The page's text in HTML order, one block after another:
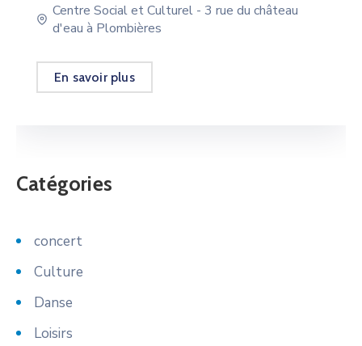
Centre Social et Culturel - 3 rue du château
d'eau à Plombières
En savoir plus
Catégories
concert
Culture
Danse
Loisirs